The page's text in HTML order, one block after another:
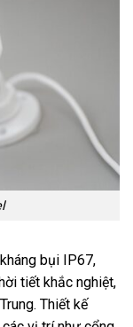
bụi IP67,
tiết khắc nghiệt,
Thiết kế